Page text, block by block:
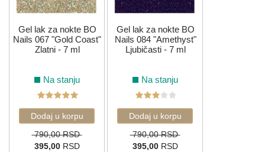
Gel lak za nokte BO
Nails 067 "Gold Coast"
Zlatni - 7 ml
Na stanju
790,00 RSD
395,00RSD
Gel lak za nokte BO
Nails 084 "Amethyst"
Ljubičasti - 7 ml
Na stanju
790,00 RSD
395,00RSD